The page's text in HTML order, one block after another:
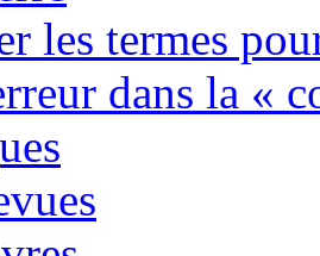
les termes
dans la «